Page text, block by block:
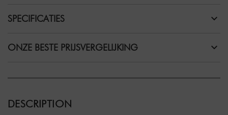
SPECIFICATIES
ONZE BESTE PRIJSVERGELIJKING
DESCRIPTION